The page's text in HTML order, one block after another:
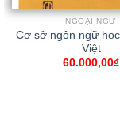
NGOẠI NGỮ
Cơ sở ngôn ngữ
Việt
60.000,00₫